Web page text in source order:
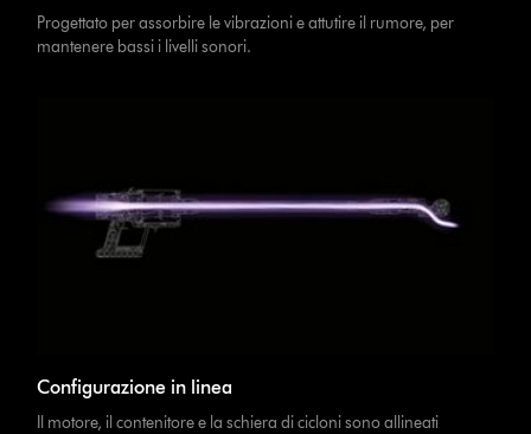
Progettato per assorbire le vibrazioni e attutire il rumore, per
mantenere bassi i livelli sonori.
Configurazione in linea
Il motore, il contenitore e la schiera di cicloni sono allineati